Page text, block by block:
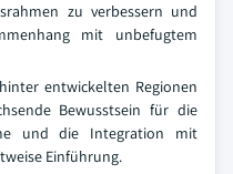
zu verbessern und
mit unbefugtem
entwickelten Regionen
Bewusstsein für die
und die Integration mit
Einführung.